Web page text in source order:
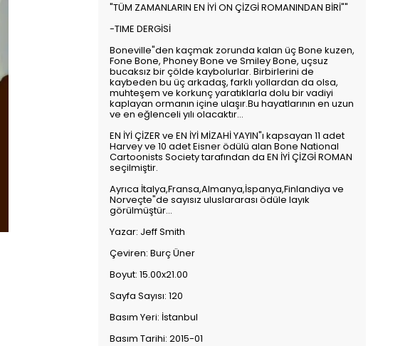
"TÜM ZAMANLARIN EN İYİ ON ÇİZGİ ROMANINDAN BİRİ""
-TIME DERGİSİ
Boneville"den kaçmak zorunda kalan üç Bone kuzen,
Fone Bone, Phoney Bone ve Smiley Bone, uçsuz
bucaksız bir çölde kaybolurlar. Birbirlerini de
kaybeden bu üç arkadaş, farklı yollardan da olsa,
muhteşem ve korkunç yaratıklarla dolu bir vadiyi
kaplayan ormanın içine ulaşır.Bu hayatlarının en uzun
ve en eğlenceli yılı olacaktır...
EN İYİ ÇİZER ve EN İYİ MİZAHİ YAYIN"ı kapsayan 11 adet
Harvey ve 10 adet Eisner ödülü alan Bone National
Cartoonists Society tarafından da EN İYİ ÇİZGİ ROMAN
seçilmiştir.
Ayrıca İtalya,Fransa,Almanya,İspanya,Finlandiya ve
Norveçte"de sayısız uluslararası ödüle layık
görülmüştür...
Yazar: Jeff Smith
Çeviren: Burç Üner
Boyut: 15.00x21.00
Sayfa Sayısı: 120
Basım Yeri: İstanbul
Basım Tarihi: 2015-01